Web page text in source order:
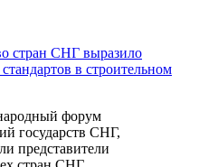
стран СНГ выразило
в строительном
форум
государств СНГ,
представители